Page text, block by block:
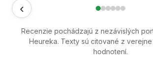
‹
Recenzie pochádzajú z nezávislých
Heureka. Texty sú citované z
hodnotení.